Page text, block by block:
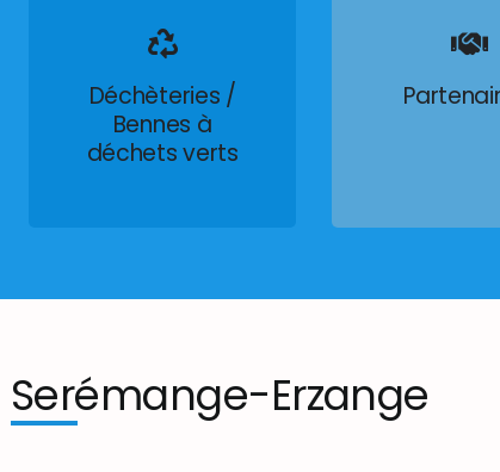
Déchèteries /
Bennes à
déchets verts
Serémange-Erzange